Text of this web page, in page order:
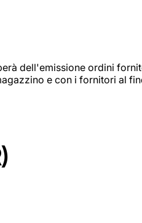
dell'emissione ordini
e con i fornitori al